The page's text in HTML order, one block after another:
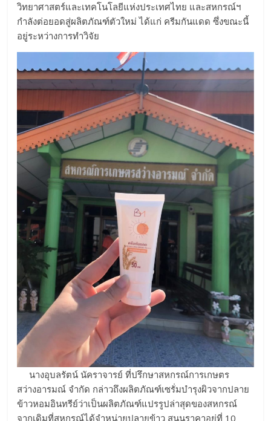
วิทยาศาสตร์และเทคโนโลยีแห่งประเทศไทย และสหกรณ์ฯ
กำลังต่อยอดสู่ผลิตภัณฑ์ตัวใหม่ ได้แก่ ครีมกันแดด ซึ่งขณะนี้
อยู่ระหว่างการทำวิจัย
นางอุบลรัตน์ นัคราจารย์ ที่ปรึกษาสหกรณ์การเกษตร
สว่างอารมณ์ จำกัด กล่าวถึงผลิตภัณฑ์เซรั่มบำรุงผิวจากปลาย
ข้าวหอมอินทรีย์ว่าเป็นผลิตภัณฑ์แปรรูปล่าสุดของสหกรณ์
จากเดิมที่สหกรณ์ได้จำหน่ายปลายข้าว สนนราคาอยู่ที่ 10